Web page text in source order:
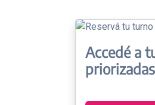
Accedé a